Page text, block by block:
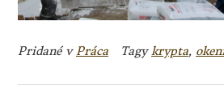
Pridané vPráca Tagykrypta,